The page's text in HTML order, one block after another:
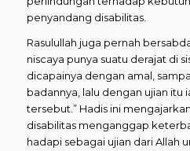
penyandang disabilitas.
Rasulullah juga pernah
niscaya punya suatu derajat di
dicapainya dengan amal,
badannya, lalu dengan ujian itu
tersebut.” Hadis ini
disabilitas menganggap
hadapi sebagai ujian dari Allah